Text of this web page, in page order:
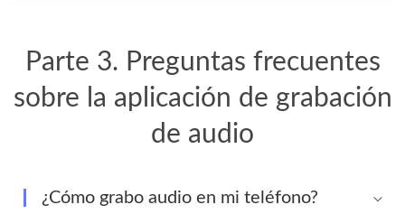
Parte 3. Preguntas frecuentes
sobre la aplicación de grabación
de audio
¿Cómo grabo audio en mi teléfono?